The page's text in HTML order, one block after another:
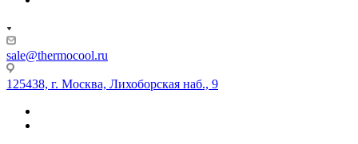
sale@thermocool.ru
125438, г. Москва, Лихоборская наб., 9